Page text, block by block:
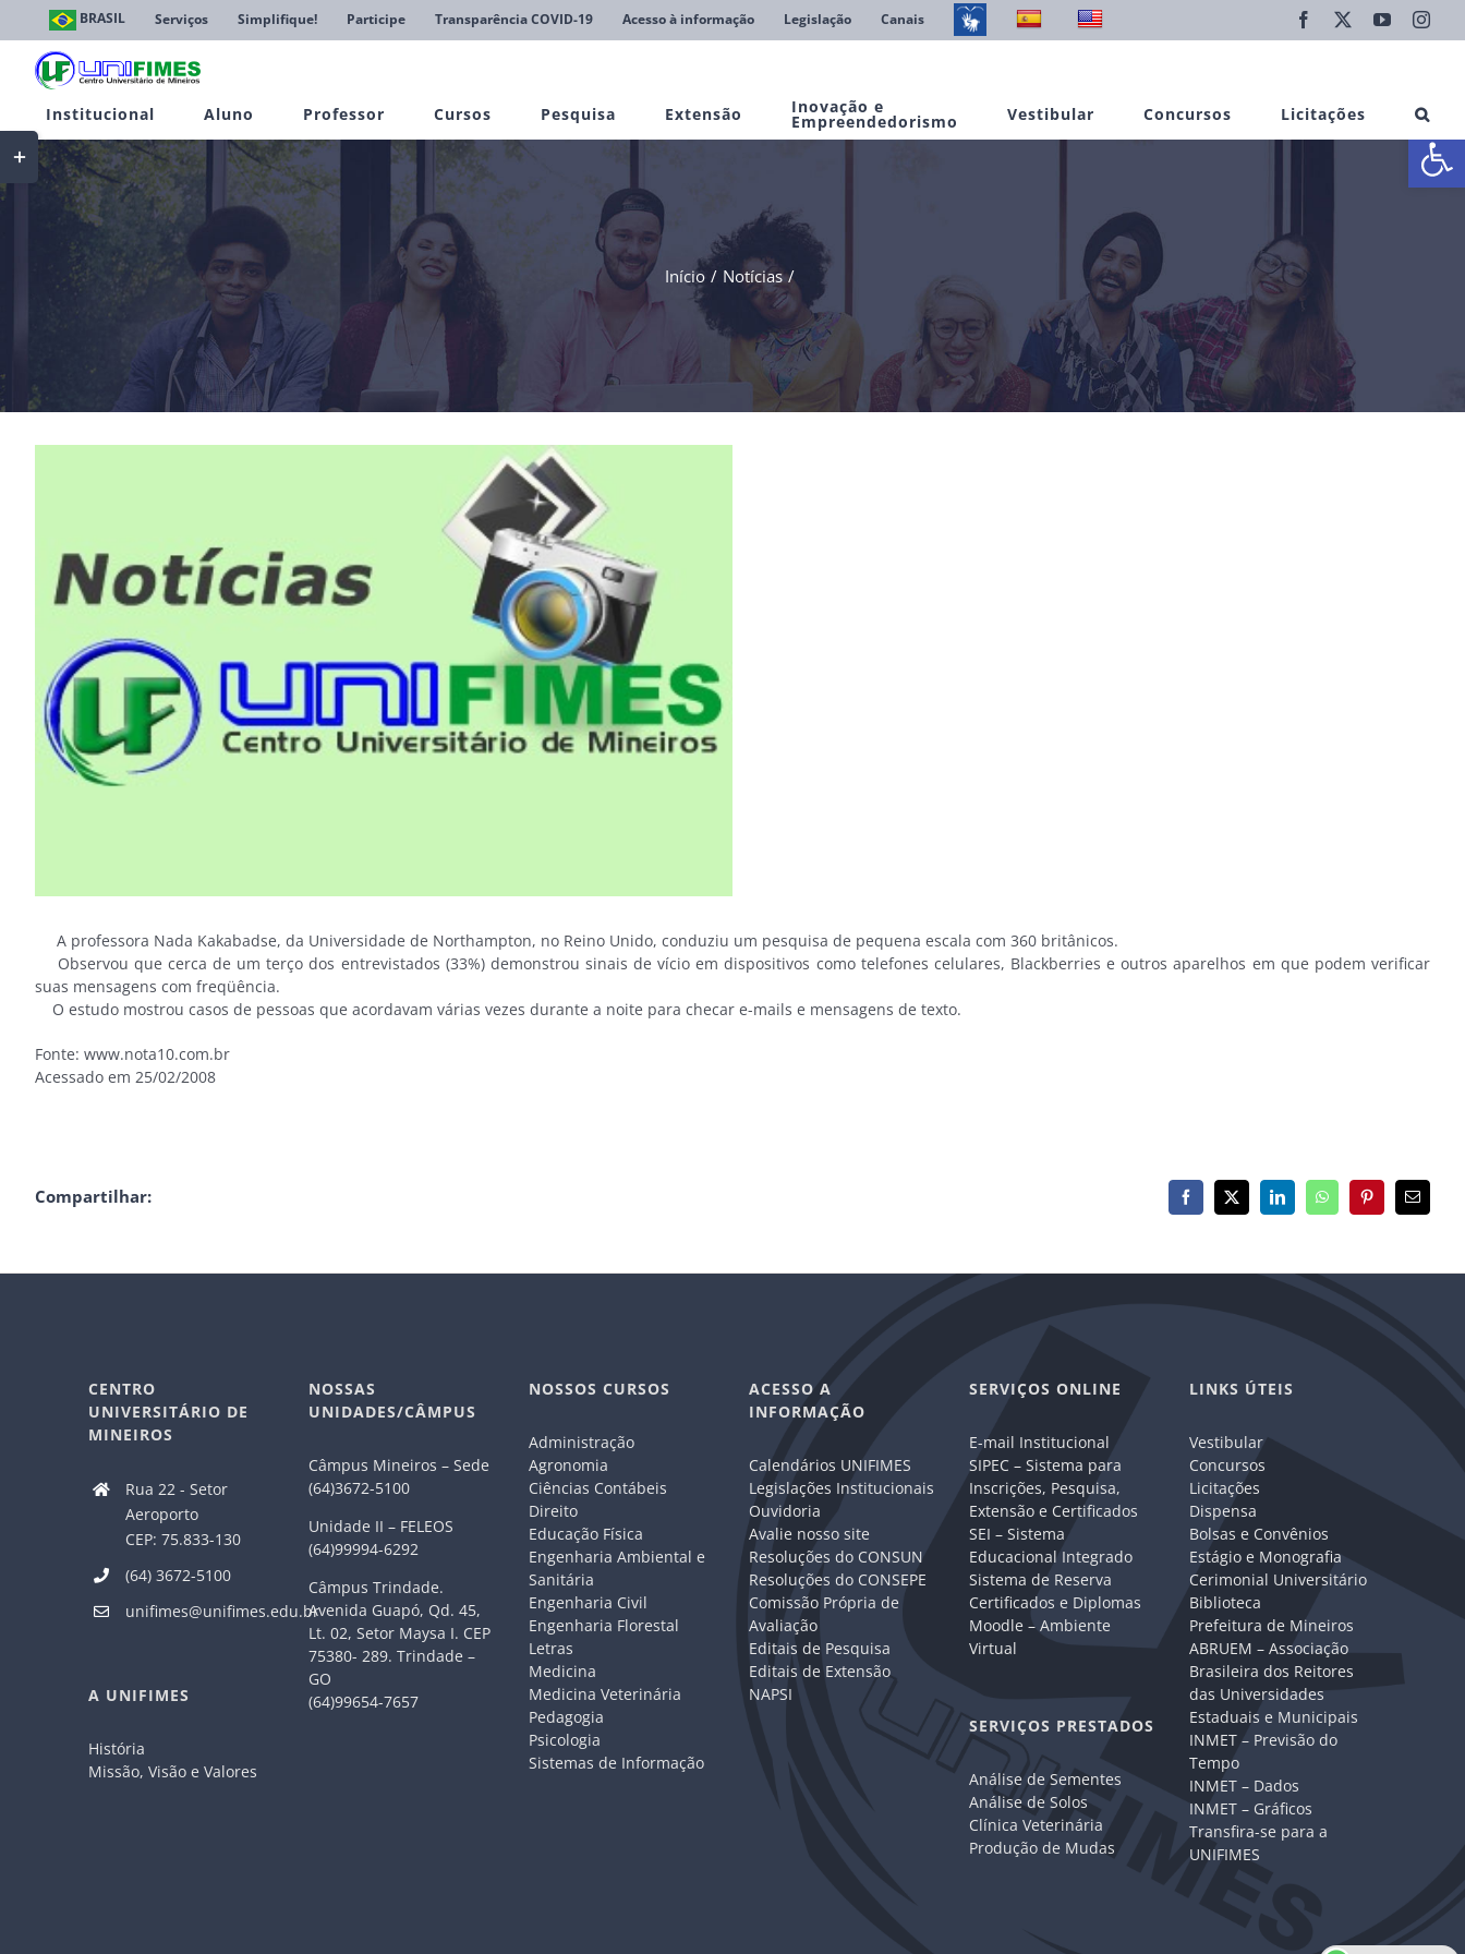
Abrir
conteúdo
BRASIL Serviços Simplifique! Participe Transparência COVID-19 Acesso à informação Legislação Canais Facebook YouTube
Institucional Aluno Professor Cursos Pesquisa Extensão Inovação e
Empreendedorismo Vestibular Concursos Licitações
Início Notícias
A professora Nada Kakabadse, da Universidade de Northampton, no Reino Unido, conduziu um pesquisa de pequena escala com 360 britânicos.
Observou que cerca de um terço dos entrevistados (33%) demonstrou sinais de vício em dispositivos como telefones celulares, Blackberries e outros aparelhos em que podem verificar
suas mensagens com freqüência.
O estudo mostrou casos de pessoas que acordavam várias vezes durante a noite para checar e-mails e mensagens de texto.
Fonte: www.nota10.com.br
Acessado em 25/02/2008
Compartilhar: Facebook
X LinkedInWhatsAppPinterest
E-
mail
CENTRO
UNIVERSITÁRIO DE
MINEIROS
Rua 22 - Setor
Aeroporto
CEP: 75.833-130
(64) 3672-5100
unifimes@unifimes.edu.br
A UNIFIMES
História
Missão, Visão e Valores
NOSSAS
UNIDADES/CÂMPUS
Câmpus Mineiros – Sede
(64)3672-5100
Unidade II – FELEOS
(64)99994-6292
Câmpus Trindade.
Avenida Guapó, Qd. 45,
Lt. 02, Setor Maysa I. CEP
75380- 289. Trindade –
GO
(64)99654-7657
NOSSOS CURSOS
Administração
Agronomia
Ciências Contábeis
Direito
Educação Física
Engenharia Ambiental e
Sanitária
Engenharia Civil
Engenharia Florestal
Letras
Medicina
Medicina Veterinária
Pedagogia
Psicologia
Sistemas de Informação
ACESSO A
INFORMAÇÃO
Calendários UNIFIMES
Legislações Institucionais
Ouvidoria
Avalie nosso site
Resoluções do CONSUN
Resoluções do CONSEPE
Comissão Própria de
Avaliação
Editais de Pesquisa
Editais de Extensão
NAPSI
SERVIÇOS ONLINE
E-mail Institucional
SIPEC – Sistema para
Inscrições, Pesquisa,
Extensão e Certificados
SEI – Sistema
Educacional Integrado
Sistema de Reserva
Certificados e Diplomas
Moodle – Ambiente
Virtual
SERVIÇOS PRESTADOS
Análise de Sementes
Análise de Solos
Clínica Veterinária
Produção de Mudas
LINKS ÚTEIS
Vestibular
Concursos
Licitações
Dispensa
Bolsas e Convênios
Estágio e Monografia
Cerimonial Universitário
Biblioteca
Prefeitura de Mineiros
ABRUEM – Associação
Brasileira dos Reitores
das Universidades
Estaduais e Municipais
INMET – Previsão do
Tempo
INMET – Dados
INMET – Gráficos
Transfira-se para a
UNIFIMES
Toggle
Sliding
Bar